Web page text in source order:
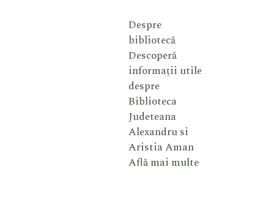
Despre
bibliotecă
Descoperă
informații utile
despre
Biblioteca
Judeteana
Alexandru si
Aristia Aman
Află mai multe